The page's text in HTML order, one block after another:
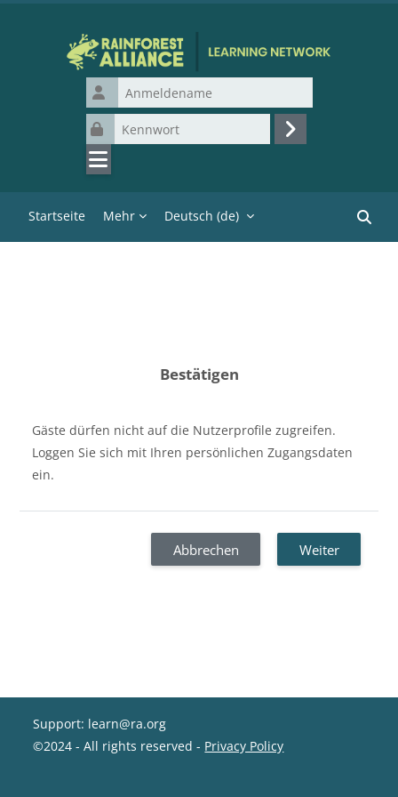
Anmeldename
Kennwort
Login
Startseite Mehr Deutsch ‎(de)‎
Kurse
Bestätigen
Gäste dürfen nicht auf die Nutzerprofile zugreifen.
Loggen Sie sich mit Ihren persönlichen Zugangsdaten
ein.
Abbrechen Weiter
Support: learn@ra.org
©2024 - All rights reserved - Privacy Policy